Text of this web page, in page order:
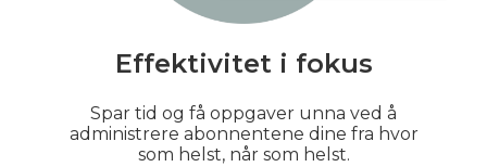
Effektivitet i fokus
Spar tid og få oppgaver unna ved å
administrere abonnentene dine fra hvor
som helst, når som helst.